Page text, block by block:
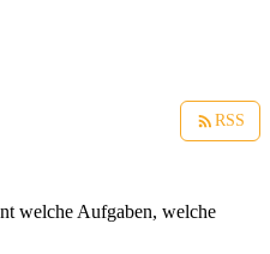
RSS
welche Aufgaben, welche